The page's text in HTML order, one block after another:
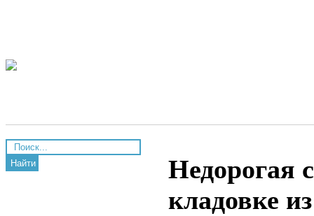
Найти
Недорогая
кладовке